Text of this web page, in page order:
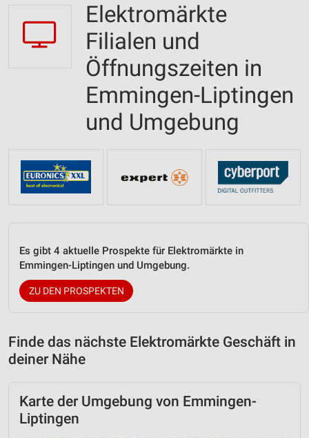
Elektromärkte
Filialen und
Öffnungszeiten in
Emmingen-Liptingen
und Umgebung
Es gibt 4 aktuelle Prospekte für Elektromärkte in
Emmingen-Liptingen und Umgebung.
ZU DEN PROSPEKTEN
Finde das nächste Elektromärkte Geschäft in
deiner Nähe
Karte der Umgebung von Emmingen-
Liptingen